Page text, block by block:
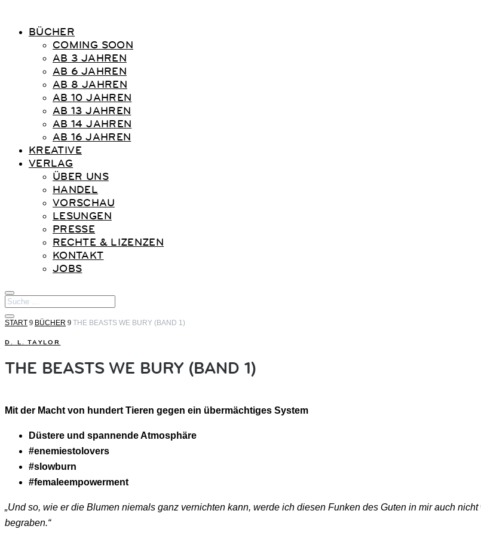
BÜCHER
COMING SOON
AB 3 JAHREN
AB 6 JAHREN
AB 8 JAHREN
AB 10 JAHREN
AB 13 JAHREN
AB 14 JAHREN
AB 16 JAHREN
KREATIVE
VERLAG
ÜBER UNS
HANDEL
VORSCHAU
LESUNGEN
PRESSE
RECHTE & LIZENZEN
KONTAKT
JOBS
START 9 BÜCHER 9 THE BEASTS WE BURY (BAND 1)
D. L. TAYLOR
THE BEASTS WE BURY (BAND 1)
Mit der Macht von hundert Tieren gegen ein übermächtiges System
Düstere und spannende Atmosphäre
#enemiestolovers
#slowburn
#femaleempowerment
„Und so, wie er die Blumen niemals ganz vernichten kann, werde ich diesen Funken des Guten in mir auch
begraben.“